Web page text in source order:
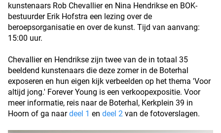
kunstenaars Rob Chevallier en Nina Hendrikse en BOK-
bestuurder Erik Hofstra een lezing over de
beroepsorganisatie en over de kunst. Tijd van aanvang:
15:00 uur.
Chevallier en Hendrikse zijn twee van de in totaal 35
beeldend kunstenaars die deze zomer in de Boterhal
exposeren en hun eigen kijk verbeelden op het thema 'Voor
altijd jong.' Forever Young is een verkoopexpositie. Voor
meer informatie, reis naar de Boterhal, Kerkplein 39 in
Hoorn of ga naardeel 1 en deel 2 van de fotoverslagen.